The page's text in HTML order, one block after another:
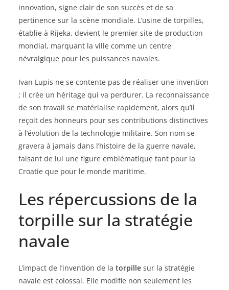
innovation, signe clair de son succès et de sa
pertinence sur la scène mondiale. L’usine de torpilles,
établie à Rijeka, devient le premier site de production
mondial, marquant la ville comme un centre
névralgique pour les puissances navales.
Ivan Lupis ne se contente pas de réaliser une invention
; il crée un héritage qui va perdurer. La reconnaissance
de son travail se matérialise rapidement, alors qu’il
reçoit des honneurs pour ses contributions distinctives
à l’évolution de la technologie militaire. Son nom se
gravera à jamais dans l’histoire de la guerre navale,
faisant de lui une figure emblématique tant pour la
Croatie que pour le monde maritime.
Les répercussions de la
torpille sur la stratégie
navale
L’impact de l’invention de la torpille sur la stratégie
navale est colossal. Elle modifie non seulement les